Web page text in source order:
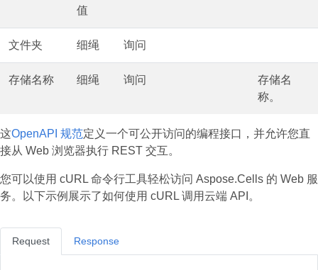
值
文件夹 细绳 询问
存储名称 细绳 询问
存储名
称。
这OpenAPI 规范定义一个可公开访问的编程接口，并允许您直
接从 Web 浏览器执行 REST 交互。
您可以使用 cURL 命令行工具轻松访问 Aspose.Cells 的 Web 服
务。以下示例展示了如何使用 cURL 调用云端 API。
Request Response